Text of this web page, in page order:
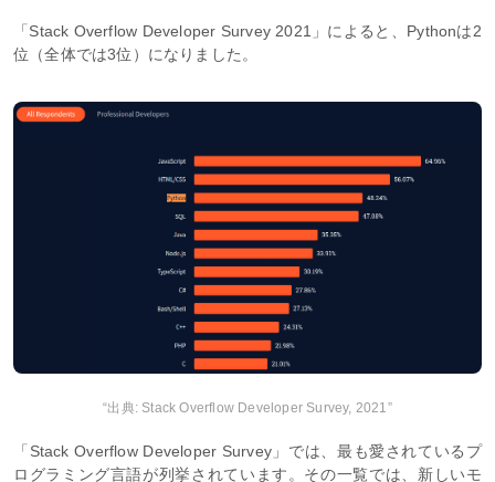
「Stack Overflow Developer Survey 2021」によると、Pythonは2
位（全体では3位）になりました。
“出典: Stack Overflow Developer Survey, 2021”
「Stack Overflow Developer Survey」では、最も愛されているプ
ログラミング言語が列挙されています。その一覧では、新しいモ